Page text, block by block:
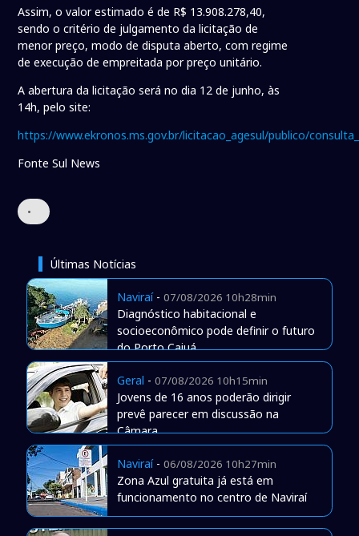
Assim, o valor estimado é de R$ 13.908.278,40,
sendo o critério de julgamento da licitação de
menor preço, modo de disputa aberto, com regime
de execução de empreitada por preço unitário.
A abertura da licitação será no dia 12 de junho, às
14h, pelo site:
https://www.ekronos.ms.gov.br/licitacao_agesul/publico/
Fonte Sul News
•
Últimas Notícias
Naviraí- 07/08/2026 10h28min
Diagnóstico habitacional e
socioeconômico pode definir o futuro
do Porto Caiuá
Geral - 07/08/2026 10h15min
Jovens de 16 anos poderão dirigir
prevê parecer em discussão na
Câmara
Naviraí- 06/08/2026 10h27min
Zona Azul gratuita já está em
funcionamento no centro de Naviraí